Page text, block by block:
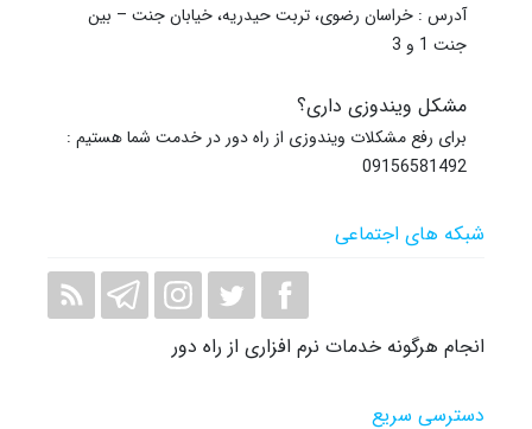
آدرس : خراسان رضوی، تربت حیدریه، خیابان جنت – بین
جنت 1 و 3
مشکل ویندوزی داری؟
برای رفع مشکلات ویندوزی از راه دور در خدمت شما هستیم :
09156581492
شبکه های اجتماعی
انجام هرگونه خدمات نرم افزاری از راه دور
دسترسی سریع